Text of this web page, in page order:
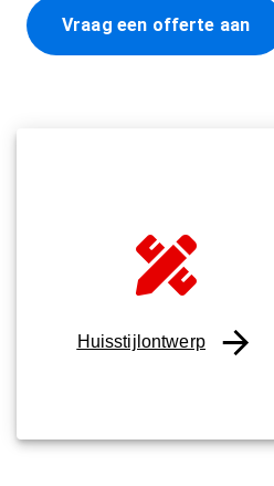
Vraag een offerte aan
Huisstijlontwerp